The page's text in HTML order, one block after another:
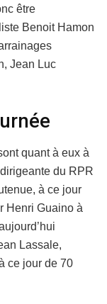
être
Benoit Hamon
Jean Luc
quant à eux à
du RPR
à ce jour
Henri Guaino à
Lassale,
ce jour de 70